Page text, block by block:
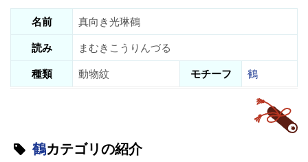
名前
真向き光琳鶴
読み
まむきこうりんづる
種類
動物紋 モチーフ 鶴
鶴カテゴリの紹介